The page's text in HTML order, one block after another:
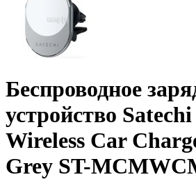
Беспроводное
устройство
Wireless Car
Grey ST-